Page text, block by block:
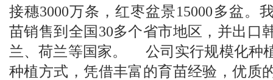
接穗3000万条，红枣盆景15000多盆。
苗销售到全国30多个省市地区，并出口
兰、荷兰等国家。 公司实行规模化种
种植方式，凭借丰富的育苗经验，优质